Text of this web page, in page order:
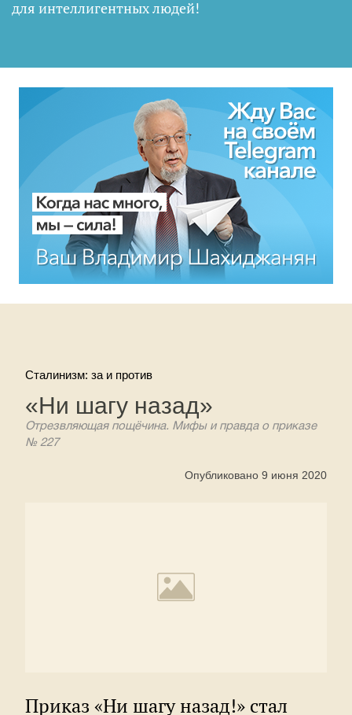
для интеллигентных людей!
Сталинизм: за и против
«Ни шагу назад»
Отрезвляющая пощёчина. Мифы и правда о приказе
№ 227
Опубликовано 9 июня 2020
Приказ «Ни шагу назад!» стал